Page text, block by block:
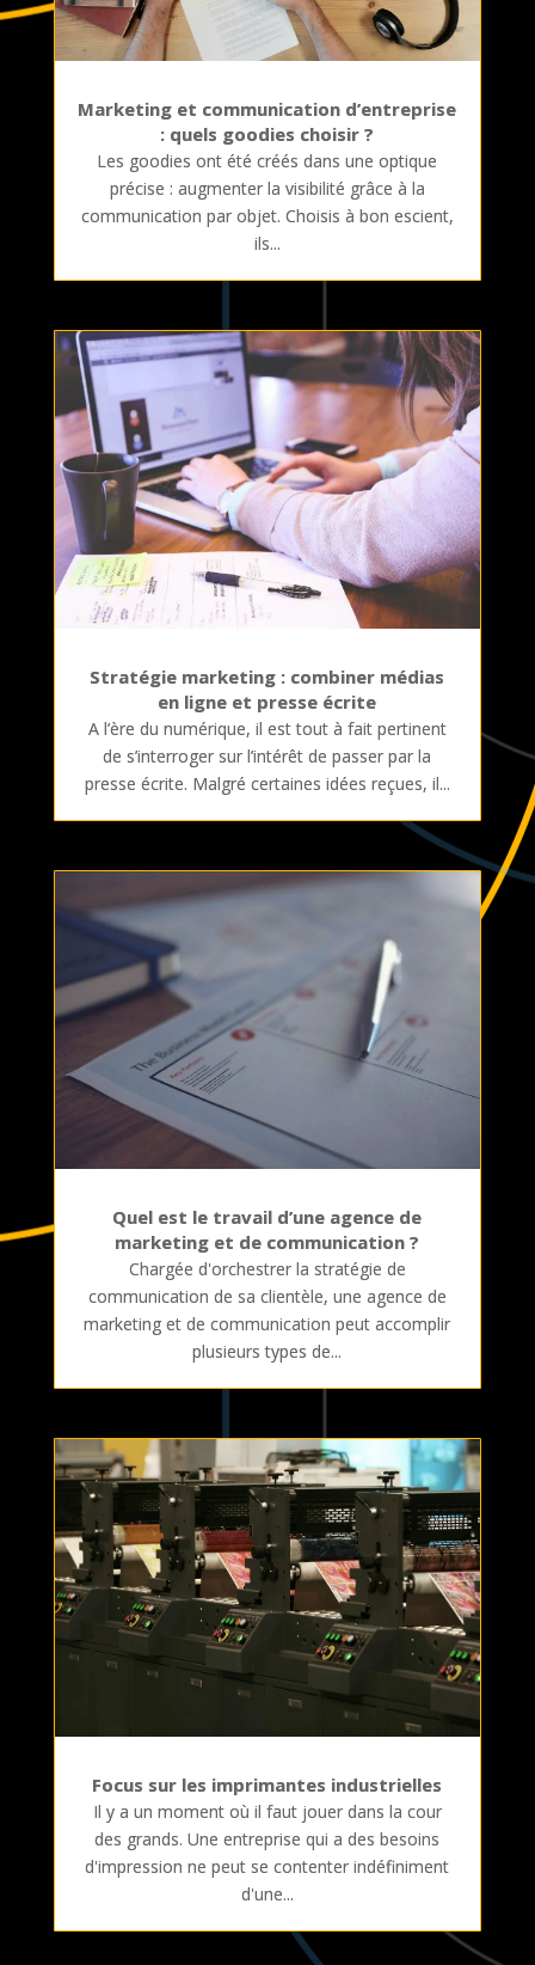
Marketing et communication d’entreprise
: quels goodies choisir ?
Les goodies ont été créés dans une optique
précise : augmenter la visibilité grâce à la
communication par objet. Choisis à bon escient,
ils...
Stratégie marketing : combiner médias
en ligne et presse écrite
A l’ère du numérique, il est tout à fait pertinent
de s’interroger sur l’intérêt de passer par la
presse écrite. Malgré certaines idées reçues, il...
Quel est le travail d’une agence de
marketing et de communication ?
Chargée d'orchestrer la stratégie de
communication de sa clientèle, une agence de
marketing et de communication peut accomplir
plusieurs types de...
Focus sur les imprimantes industrielles
Il y a un moment où il faut jouer dans la cour
des grands. Une entreprise qui a des besoins
d'impression ne peut se contenter indéfiniment
d'une...